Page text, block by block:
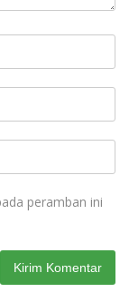
peramban ini